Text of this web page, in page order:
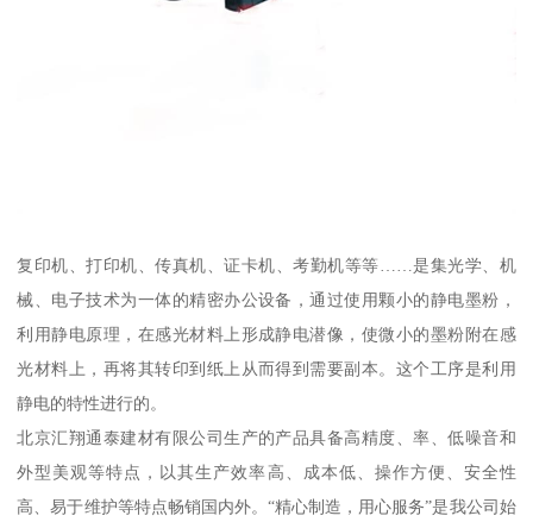
复印机、打印机、传真机、证卡机、考勤机等等……是集光学、机
械、电子技术为一体的精密办公设备，通过使用颗小的静电墨粉，
利用静电原理，在感光材料上形成静电潜像，使微小的墨粉附在感
光材料上，再将其转印到纸上从而得到需要副本。这个工序是利用
静电的特性进行的。
北京汇翔通泰建材有限公司生产的产品具备高精度、率、低噪音和
外型美观等特点，以其生产效率高、成本低、操作方便、安全性
高、易于维护等特点畅销国内外。“精心制造，用心服务”是我公司始